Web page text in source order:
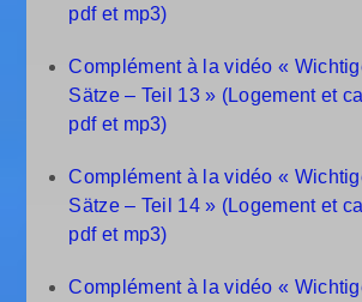
pdf et mp3)
Complément à la vidéo «
Sätze – Teil 13 » (Logement et
pdf et mp3)
Complément à la vidéo «
Sätze – Teil 14 » (Logement et
pdf et mp3)
Complément à la vidéo «